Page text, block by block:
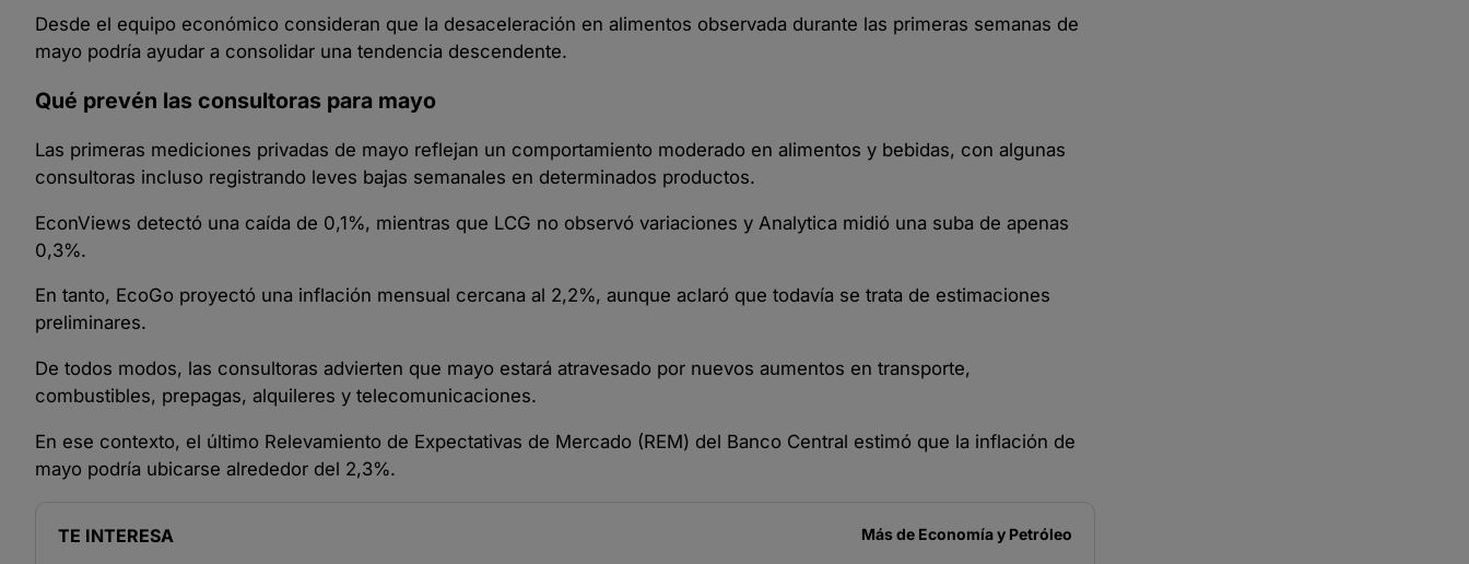
Desde el equipo económico consideran que la desaceleración en alimentos observada durante las primeras semanas de
mayo podría ayudar a consolidar una tendencia descendente.
Qué prevén las consultoras para mayo
Las primeras mediciones privadas de mayo reflejan un comportamiento moderado en alimentos y bebidas, con algunas
consultoras incluso registrando leves bajas semanales en determinados productos.
EconViews detectó una caída de 0,1%, mientras que LCG no observó variaciones y Analytica midió una suba de apenas
0,3%.
En tanto, EcoGo proyectó una inflación mensual cercana al 2,2%, aunque aclaró que todavía se trata de estimaciones
preliminares.
De todos modos, las consultoras advierten que mayo estará atravesado por nuevos aumentos en transporte,
combustibles, prepagas, alquileres y telecomunicaciones.
En ese contexto, el último Relevamiento de Expectativas de Mercado (REM) del Banco Central estimó que la inflación de
mayo podría ubicarse alrededor del 2,3%.
TE INTERESA Más de Economía y Petróleo